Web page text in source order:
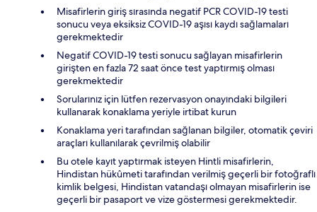
Misafirlerin giriş sırasında negatif PCR COVID-19 testi
sonucu veya eksiksiz COVID-19 aşısı kaydı sağlamaları
gerekmektedir
Negatif COVID-19 testi sonucu sağlayan misafirlerin
girişten en fazla 72 saat önce test yaptırmış olması
gerekmektedir
Sorularınız için lütfen rezervasyon onayındaki bilgileri
kullanarak konaklama yeriyle irtibat kurun
Konaklama yeri tarafından sağlanan bilgiler, otomatik çeviri
araçları kullanılarak çevrilmiş olabilir
Bu otele kayıt yaptırmak isteyen Hintli misafirlerin,
Hindistan hükûmeti tarafından verilmiş geçerli bir fotoğraflı
kimlik belgesi, Hindistan vatandaşı olmayan misafirlerin ise
geçerli bir pasaport ve vize göstermesi gerekmektedir.